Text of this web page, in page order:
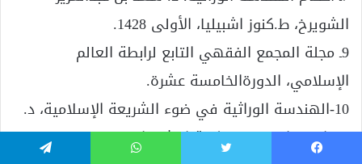
الشويرخ، ط.كنوز اشبيليا، الأولى 1428.
9ـ مجلة المجمع الفقهي التابع لرابطة العالم
الإسلامي، الدورةالخامسة عشرة.
10-الهندسة الوراثية في ضوء الشريعة الإسلامية، د.
نور الدين الخادمي، مكتبة الرشد، الرياض، ط-1427.